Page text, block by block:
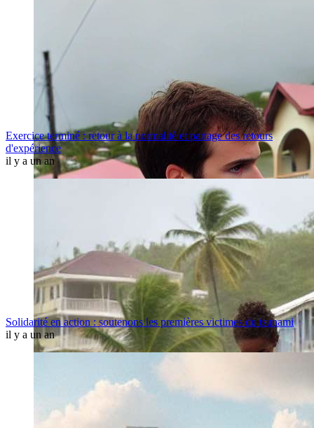
Exercice terminé : retour à la normalité et partage des retours
d'expérience
il y a un an
Solidarité en action : soutenons les premières victimes du tsunami
il y a un an